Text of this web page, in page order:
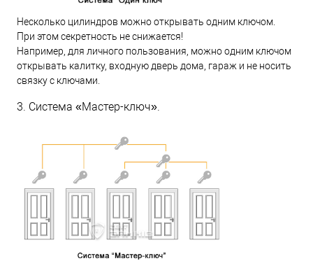
Несколько цилиндров можно открывать одним ключом.
При этом секретность не снижается!
Например, для личного пользования, можно одним ключом
открывать калитку, входную дверь дома, гараж и не носить
связку с ключами.
3. Система «Мастер-ключ».